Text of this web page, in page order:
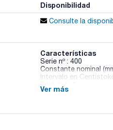
Disponibilidad
Consulte la
Características
Serie nº : 400
Constante nominal
Intervalo en
Con indicación del
Ver más